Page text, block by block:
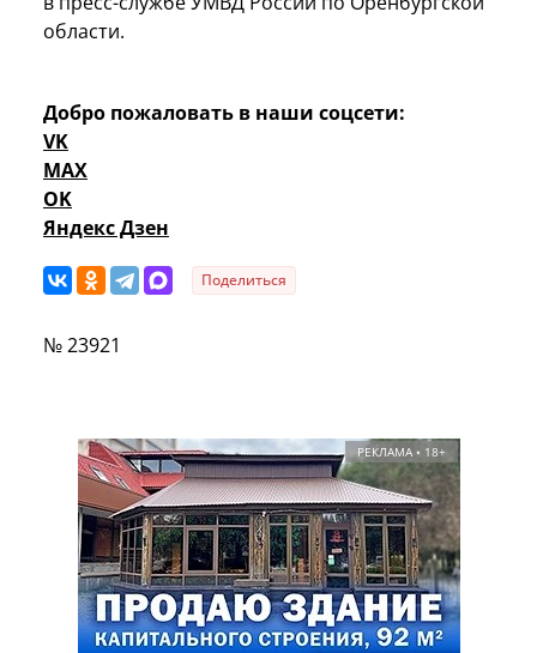
области.
Добро пожаловать в наши соцсети:
VK
MAX
OK
Яндекс Дзен
Поделиться
№ 23921
РЕКЛАМА • 18+